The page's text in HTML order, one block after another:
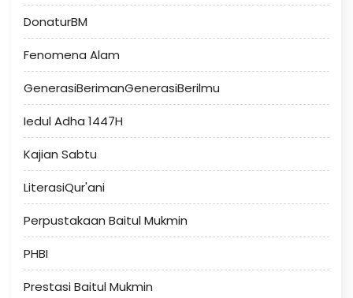
DonaturBM
Fenomena Alam
GenerasiBerimanGenerasiBerilmu
Iedul Adha 1447H
Kajian Sabtu
LiterasiQur'ani
Perpustakaan Baitul Mukmin
PHBI
Prestasi Baitul Mukmin